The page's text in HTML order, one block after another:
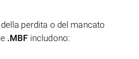
perdita o del mancato
.MBF includono: